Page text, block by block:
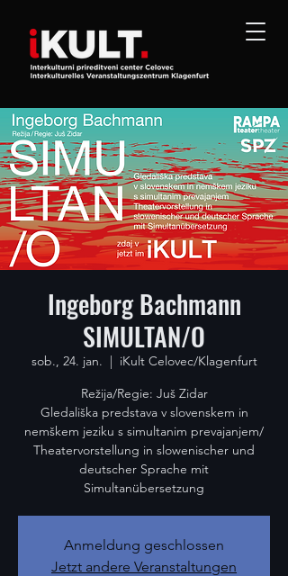
Ingeborg Bachmann
SIMULTAN/O
sob., 24. jan.
  |
iKult Celovec/Klagenfurt
Režija/Regie: Juš Zidar
Gledališka predstava v slovenskem in
nemškem jeziku s simultanim prevajanjem/
Theatervorstellung in slowenischer und
deutscher Sprache mit
Simultanübersetzung
Anmeldung geschlossen
Jetzt andere Veranstaltungen